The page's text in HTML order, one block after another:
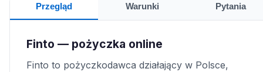
Przegląd Warunki Pytania
Finto — pożyczka online
Finto to pożyczkodawca działający w Polsce,